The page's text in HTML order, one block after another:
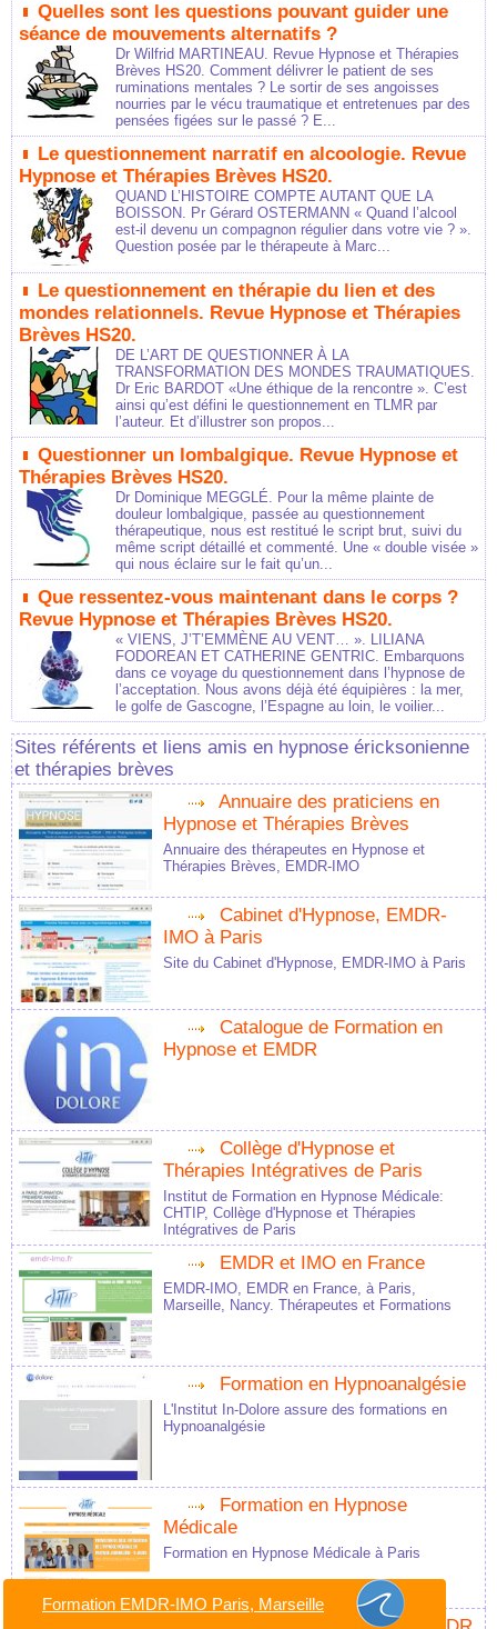
Quelles sont les questions pouvant guider une
séance de mouvements alternatifs ?
Dr Wilfrid MARTINEAU. Revue Hypnose et Thérapies
Brèves HS20. Comment délivrer le patient de ses
ruminations mentales ? Le sortir de ses angoisses
nourries par le vécu traumatique et entretenues par des
pensées figées sur le passé ? E...
Le questionnement narratif en alcoologie. Revue
Hypnose et Thérapies Brèves HS20.
QUAND L’HISTOIRE COMPTE AUTANT QUE LA
BOISSON. Pr Gérard OSTERMANN « Quand l’alcool
est-il devenu un compagnon régulier dans votre vie ? ».
Question posée par le thérapeute à Marc...
Le questionnement en thérapie du lien et des
mondes relationnels. Revue Hypnose et Thérapies
Brèves HS20.
DE L’ART DE QUESTIONNER À LA
TRANSFORMATION DES MONDES TRAUMATIQUES.
Dr Eric BARDOT «Une éthique de la rencontre ». C’est
ainsi qu’est défini le questionnement en TLMR par
l’auteur. Et d’illustrer son propos...
Questionner un lombalgique. Revue Hypnose et
Thérapies Brèves HS20.
Dr Dominique MEGGLÉ. Pour la même plainte de
douleur lombalgique, passée au questionnement
thérapeutique, nous est restitué le script brut, suivi du
même script détaillé et commenté. Une « double visée »
qui nous éclaire sur le fait qu’un...
Que ressentez-vous maintenant dans le corps ?
Revue Hypnose et Thérapies Brèves HS20.
« VIENS, J’T’EMMÈNE AU VENT… ». LILIANA
FODOREAN ET CATHERINE GENTRIC. Embarquons
dans ce voyage du questionnement dans l’hypnose de
l’acceptation. Nous avons déjà été équipières : la mer,
le golfe de Gascogne, l’Espagne au loin, le voilier...
Sites référents et liens amis en hypnose éricksonienne
et thérapies brèves
Annuaire des praticiens en
Hypnose et Thérapies Brèves
Annuaire des thérapeutes en Hypnose et
Thérapies Brèves, EMDR-IMO
Cabinet d'Hypnose, EMDR-
IMO à Paris
Site du Cabinet d'Hypnose, EMDR-IMO à Paris
Catalogue de Formation en
Hypnose et EMDR
Collège d'Hypnose et
Thérapies Intégratives de Paris
Institut de Formation en Hypnose Médicale:
CHTIP, Collège d'Hypnose et Thérapies
Intégratives de Paris
EMDR et IMO en France
EMDR-IMO, EMDR en France, à Paris,
Marseille, Nancy. Thérapeutes et Formations
Formation en Hypnoanalgésie
L'Institut In-Dolore assure des formations en
Hypnoanalgésie
Formation en Hypnose
Médicale
Formation en Hypnose Médicale à Paris
Formation EMDR-IMO Paris, Marseille